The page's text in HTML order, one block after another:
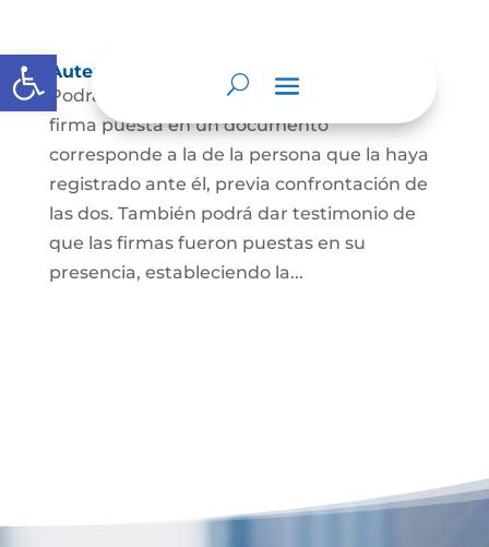
Abrir barra de herramientas
Autenticación de Firma
Podrá dar testimonio escrito de que la
firma puesta en un documento
corresponde a la de la persona que la haya
registrado ante él, previa confrontación de
las dos. También podrá dar testimonio de
que las firmas fueron puestas en su
presencia, estableciendo la...